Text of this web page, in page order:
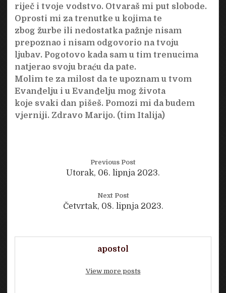
riječ i tvoje vodstvo. Otvaraš mi put slobode.
Oprosti mi za trenutke u kojima te
zbog žurbe ili nedostatka pažnje nisam
prepoznao i nisam odgovorio na tvoju
ljubav. Pogotovo kada sam u tim trenucima
natjerao svoju braću da pate.
Molim te za milost da te upoznam u tvom
Evanđelju i u Evanđelju mog života
koje svaki dan pišeš. Pomozi mi da budem
vjerniji. Zdravo Marijo. (tim Italija)
Previous Post
Utorak, 06. lipnja 2023.
Next Post
Četvrtak, 08. lipnja 2023.
apostol
View more posts